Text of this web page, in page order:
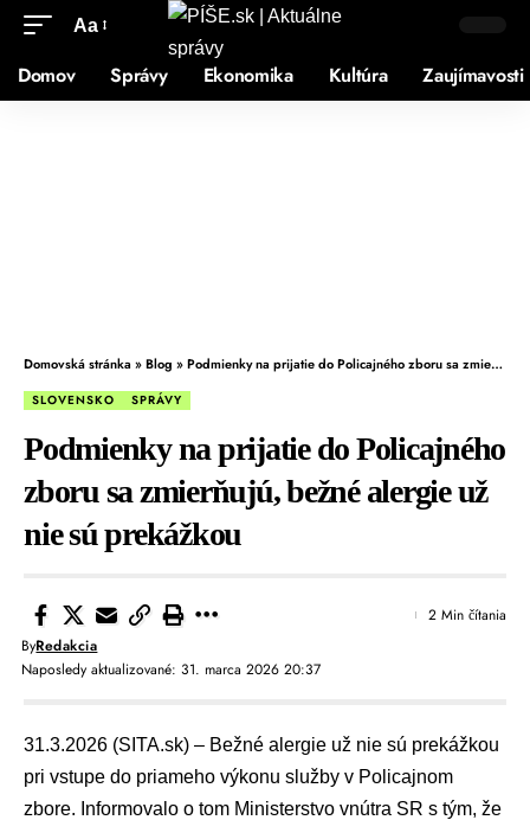
Aa
Domov Správy Ekonomika Kultúra Zaujímavosti
Domovská stránka»Blog »Podmienky na prijatie do Policajného zboru sa zmierňujú, bežné alergie už nie sú prekážkou
SLOVENSKO SPRÁVY
Podmienky na prijatie do Policajného
zboru sa zmierňujú, bežné alergie už
nie sú prekážkou
Naposledy aktualizované: 31. marca 2026 20:37
ByRedakcia
2 Min čítania
31.3.2026 (SITA.sk) – Bežné alergie už nie sú prekážkou
pri vstupe do priameho výkonu služby v Policajnom
zbore. Informovalo o tom Ministerstvo vnútra SR s tým, že